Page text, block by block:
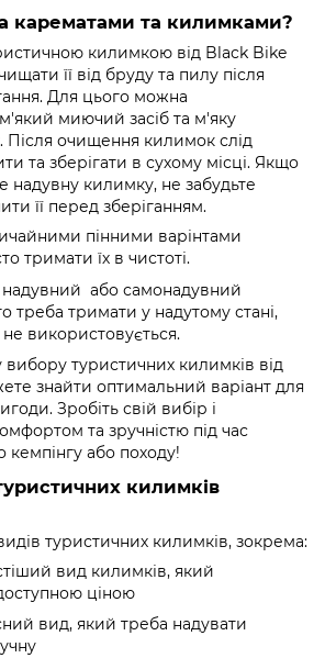
карематами та килимками?
килимкою від Black Bike
її від бруду та пилу після
Для цього можна
миючий засіб та м'яку
Після очищення килимок слід
та зберігати в сухому місці. Якщо
надувну килимку, не забудьте
її перед зберіганням.
пінними варінтами
тримати їх в чистоті.
або самонадувний
треба тримати у надутому стані,
використовується.
туристичних килимків від
знайти оптимальний варіант для
Зробіть свій вибір і
та зручністю під час
кемпінгу або походу!
килимків
туристичних килимків, зокрема:
вид килимків, який
ціною
вид, який треба надувати